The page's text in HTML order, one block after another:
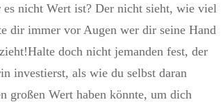
es nicht Wert ist? Der nicht sieht, wie viel
dir immer vor Augen wer dir seine Hand
doch nicht jemanden fest, der
investierst, als wie du selbst daran
großen Wert haben könnte, um dich